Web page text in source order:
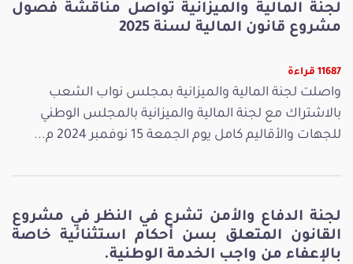
لجنة المالية والميزانية تواصل مناقشة فصول
مشروع قانون المالية لسنة 2025
11687 قراءة
واصلت لجنة المالية والميزانية بمجلس نواب الشعب
بالاشتراك مع لجنة المالية والميزانية بالمجلس الوطني
للجهات والأقاليم كامل يوم الجمعة 15 نوفمبر 2024 م...
لجنة الدفاع والأمن تشرع في النظر في مشروع
القانون المتعلق بسن أحكام استثنائية خاصة
بالإعفاء من واجب الخدمة الوطنية.